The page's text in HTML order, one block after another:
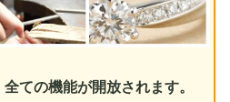
ての機能が開放されます。